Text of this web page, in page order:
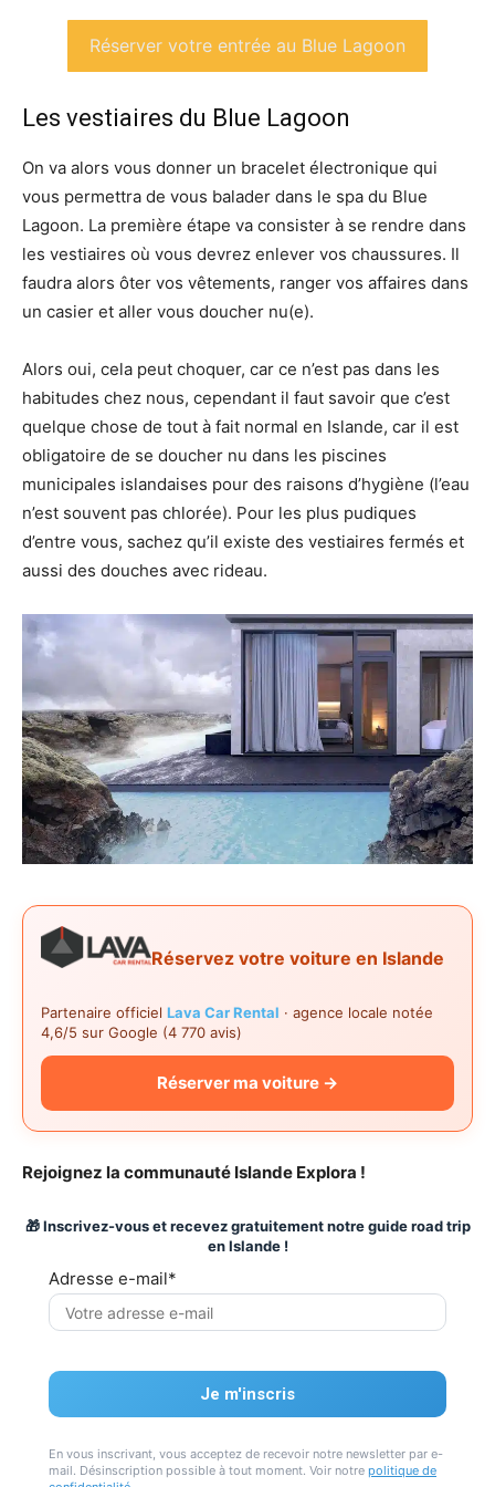
Réserver votre entrée au Blue Lagoon
Les vestiaires du Blue Lagoon
On va alors vous donner un bracelet électronique qui
vous permettra de vous balader dans le spa du Blue
Lagoon. La première étape va consister à se rendre dans
les vestiaires où vous devrez enlever vos chaussures. Il
faudra alors ôter vos vêtements, ranger vos affaires dans
un casier et aller vous doucher nu(e).
Alors oui, cela peut choquer, car ce n’est pas dans les
habitudes chez nous, cependant il faut savoir que c’est
quelque chose de tout à fait normal en Islande, car il est
obligatoire de se doucher nu dans les piscines
municipales islandaises pour des raisons d’hygiène (l’eau
n’est souvent pas chlorée). Pour les plus pudiques
d’entre vous, sachez qu’il existe des vestiaires fermés et
aussi des douches avec rideau.
Réservez votre voiture en Islande
Partenaire officiel Lava Car Rental · agence locale notée
4,6/5 sur Google (4 770 avis)
Réserver ma voiture →
Rejoignez la communauté Islande Explora !
🎁 Inscrivez-vous et recevez gratuitement notre guide road trip
en Islande !
Adresse e-mail*
En vous inscrivant, vous acceptez de recevoir notre newsletter par e-
mail. Désinscription possible à tout moment. Voir notre politique de